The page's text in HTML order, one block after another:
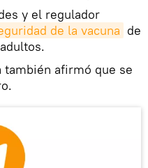
y el regulador
de la vacuna de
también afirmó que se